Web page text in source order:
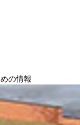
の情報